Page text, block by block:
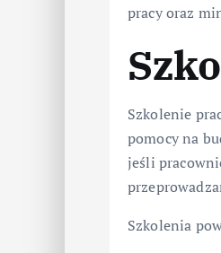
pracy oraz
Szkolenie
pomocy na
jeśli
Szkolenia